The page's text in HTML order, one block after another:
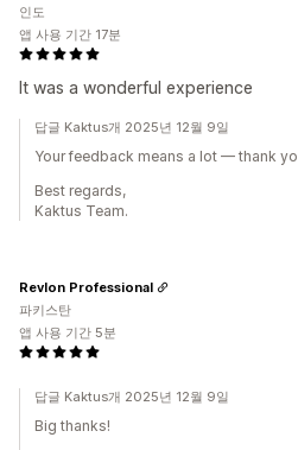
It was a wonderful experience
인도
앱 사용 기간 17분
답글 Kaktus개 2025년 12월 9일
Your feedback means a lot — thank
Best regards,
Kaktus Team.
Revlon Professional
파키스탄
앱 사용 기간 5분
답글 Kaktus개 2025년 12월 9일
Big thanks!